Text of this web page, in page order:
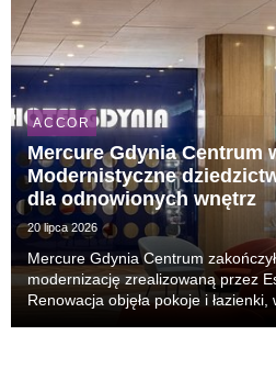
ACCOR
Mercure Gdynia Centrum
Modernistyczne
dla odnowionych wnętrz
20 lipca 2026
Mercure Gdynia Centrum
modernizację zrealizowaną przez
Renowacja objęła pokoje i